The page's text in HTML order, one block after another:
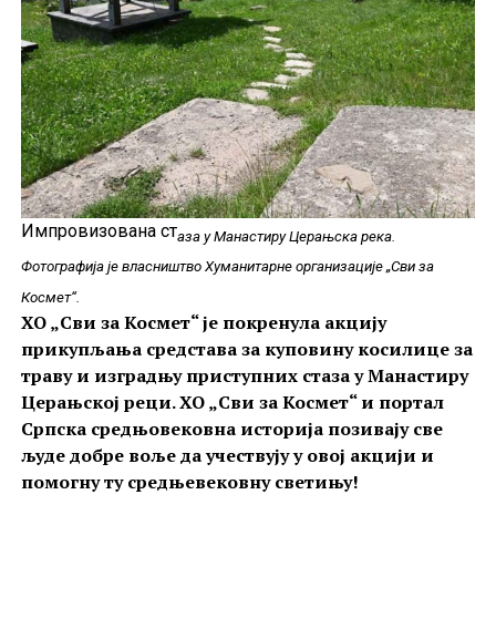
Импровизована стаза у Манастиру Церањска река.
Фотографија је власништво Хуманитарне организације „Сви за
Космет“.
ХО „Сви за Космет“ је покренула акцију
прикупљања средстава за куповину косилице за
траву и изградњу приступних стаза у Манастиру
Церањској реци. ХО „Сви за Космет“ и портал
Српска средњовековна историја позивају све
људе добре воље да учествују у овој акцији и
помогну ту средњевековну светињу!